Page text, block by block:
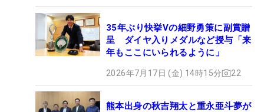
35年ぶり快挙Vの細野勇策に副賞贈
呈 ダイヤ入りメダルなど授与「来
年もここにいられるように」
2026年7月17日 (金) 14時15分 22
熊本出身の秋吉翔太と重永亜斗夢が